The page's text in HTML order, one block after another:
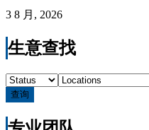
3 8 月, 2026
生意查找
查询